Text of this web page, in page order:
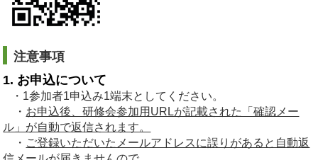
注意事項
1. お申込について
・1参加者1申込み1端末としてください。
・ お申込後、研修会参加用URLが記載された「確認メー
ル」が自動で返信されます。
・ ご登録いただいたメールアドレスに誤りがあると自動返